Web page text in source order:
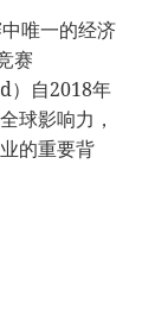
唯一的经济
赛
）自2018年
球影响力，
的重要背